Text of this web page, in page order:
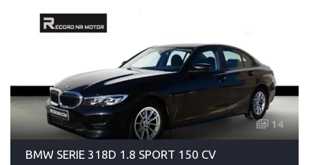
14
BMW SERIE 318D 1.8 SPORT 150 CV